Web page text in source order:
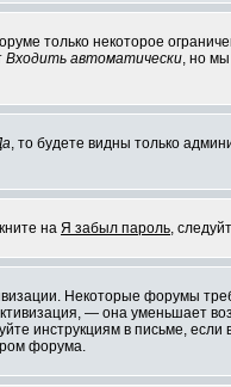
только некоторое
Входить автоматически, но мы
, то будете видны только
на Я забыл пароль,
Некоторые форумы
— она уменьшает
инструкциям в письме,
форума.